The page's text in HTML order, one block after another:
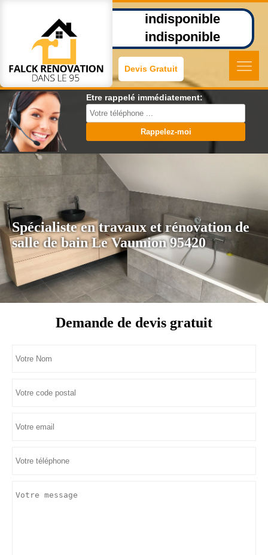
indisponible
indisponible
Devis Gratuit
Etre rappelé immédiatement:
Spécialiste en travaux et rénovation de
salle de bain Le Vaumion 95420
Demande de devis gratuit